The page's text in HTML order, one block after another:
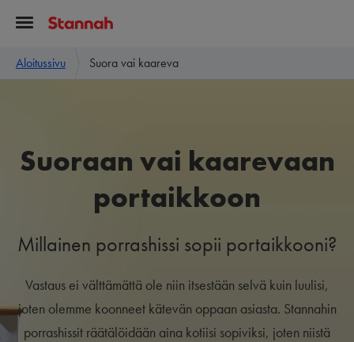
Aloitussivu Suora vai kaareva
Suoraan vai kaarevaan
portaikkoon
Millainen porrashissi sopii portaikkooni?
Vastaus ei välttämättä ole niin itsestään selvä kuin luulisi,
joten olemme koonneet kätevän oppaan asiasta. Stannahin
porrashissit räätälöidään aina kotiisi sopiviksi, joten niistä